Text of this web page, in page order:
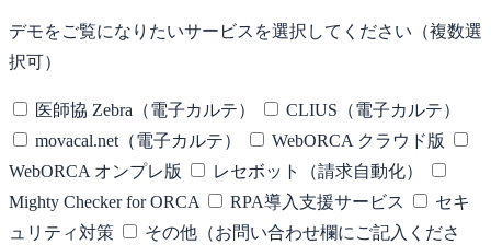
デモをご覧になりたいサービスを選択してください（複数選
択可）
医師協 Zebra（電子カルテ）
CLIUS（電子カルテ）
movacal.net（電子カルテ）
WebORCA クラウド版
WebORCA オンプレ版
レセボット（請求自動化）
Mighty Checker for ORCA
RPA導入支援サービス
セキ
ュリティ対策
その他（お問い合わせ欄にご記入くださ